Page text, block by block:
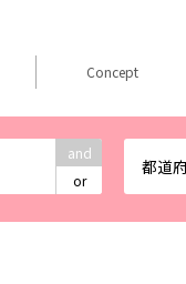
and
or
都道
Concept